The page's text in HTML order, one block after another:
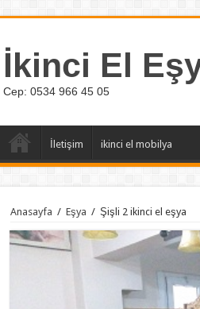
İkinci El
Cep: 0534 966 45 05
İletişim ikinci el mobilya
Anasayfa / Eşya / Şişli 2 ikinci el eşya